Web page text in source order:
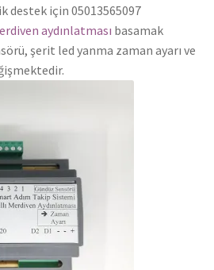
destek için 05013565097
aydınlatması basamak
şerit led yanma zaman ayarı ve